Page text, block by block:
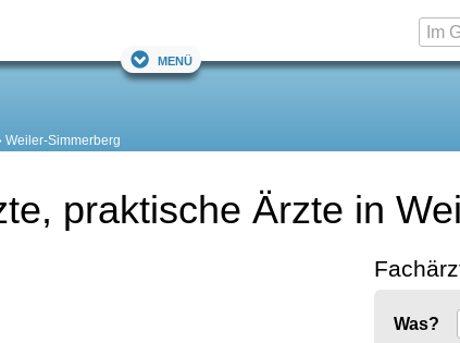
Menü
Weiler-Simmerberg
praktische Ärzte in
Was?